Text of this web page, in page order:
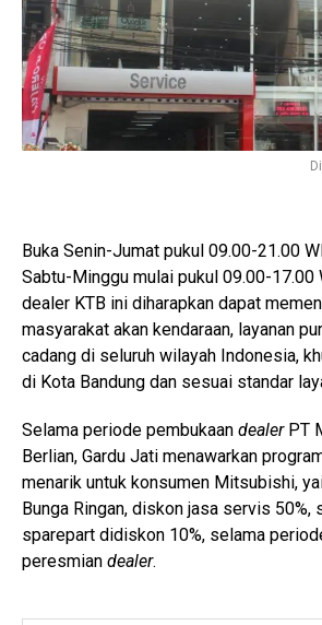
Buka Senin-Jumat pukul 09.00-21.00
Sabtu-Minggu mulai pukul 09.00-17.00
dealer KTB ini diharapkan dapat
masyarakat akan kendaraan, layanan
cadang di seluruh wilayah Indonesia,
di Kota Bandung dan sesuai standar
Selama periode pembukaan dealerPT
Berlian, Gardu Jati menawarkan
menarik untuk konsumen Mitsubishi,
Bunga Ringan, diskon jasa servis 50%,
sparepart didiskon 10%, selama
peresmian dealer.